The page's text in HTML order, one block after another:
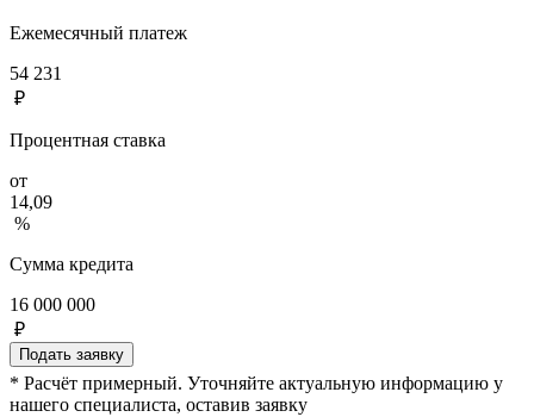
Ежемесячный платеж
54 231
₽
Процентная ставка
от
14,09
%
Сумма кредита
16 000 000
₽
Подать заявку
* Расчёт примерный. Уточняйте актуальную информацию у
нашего специалиста, оставив заявку